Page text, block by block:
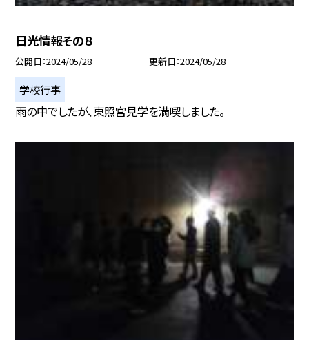
日光情報その８
公開日 2024/05/28 更新日 2024/05/28
学校行事
雨の中でしたが、東照宮見学を満喫しました。